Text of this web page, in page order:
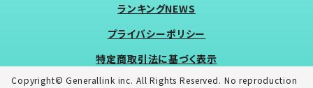
ランキングNEWS
プライバシーポリシー
特定商取引法に基づく表示
Copyright© Generallink inc. All Rights Reserved. No reproduction